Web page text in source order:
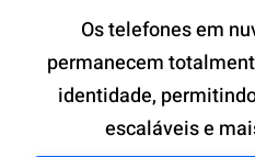
Os telefones em
permanecem
identidade,
escaláveis ​​e